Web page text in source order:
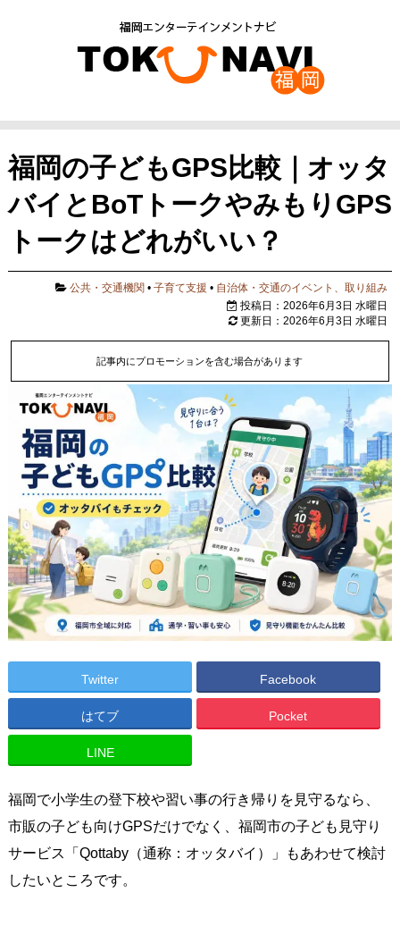
福岡の子どもGPS比較｜オッタ
バイとBoTトークやみもりGPS
トークはどれがいい？
公共・交通機関 •子育て支援 • 自治体・交通のイベント、取り組み
投稿日：2026年6月3日 水曜日
更新日：2026年6月3日 水曜日
記事内にプロモーションを含む場合があります
Twitter Facebook
はてブ Pocket
LINE
福岡で小学生の登下校や習い事の行き帰りを見守るなら、
市販の子ども向けGPSだけでなく、福岡市の子ども見守り
サービス「Qottaby（通称：オッタバイ）」もあわせて検討
したいところです。